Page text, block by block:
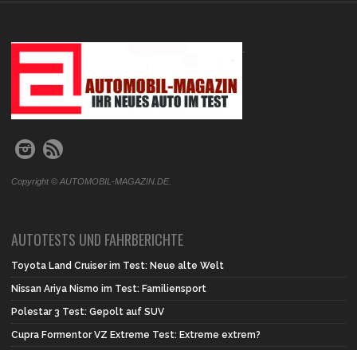
.
Copyright © AUTOMOBIL-MAGAZIN.DE.
AUTOTESTS UND FAHRBERICHTE
Toyota Land Cruiser im Test: Neue alte Welt
Nissan Ariya Nismo im Test: Familiensport
Polestar 3 Test: Gepolt auf SUV
Cupra Formentor VZ Extreme Test: Extreme extrem?